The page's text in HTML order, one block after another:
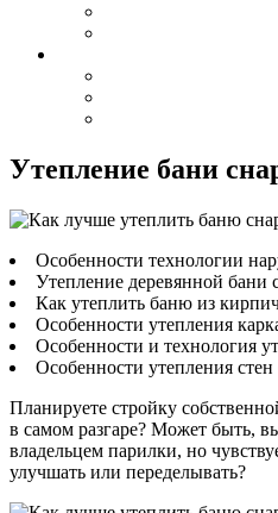
Утепление бани
Особенности технологии
Утепление деревянной бани
Как утеплить баню из
Особенности утепления
Особенности и технология
Особенности утепления
Планируете стройку
в самом разгаре? Может быть,
владельцем парилки, но
улучшать или переделывать?